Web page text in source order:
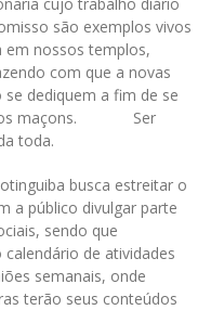
são exemplos vivos
em nossos templos,
com que a novas
dediquem a fim de se
maçons. Ser
toda.
busca estreitar o
a público divulgar parte
sendo que
de atividades
semanais, onde
terão seus conteúdos